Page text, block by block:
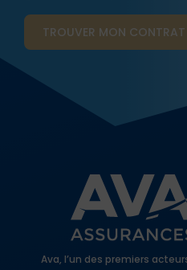
TROUVER MON CONTRAT​
Ava, l’un des premiers